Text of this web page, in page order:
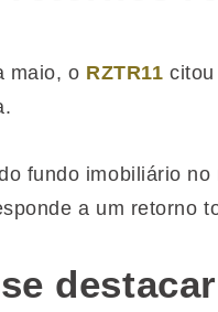
maio, o RZTR11
fundo imobiliário
a um retorno